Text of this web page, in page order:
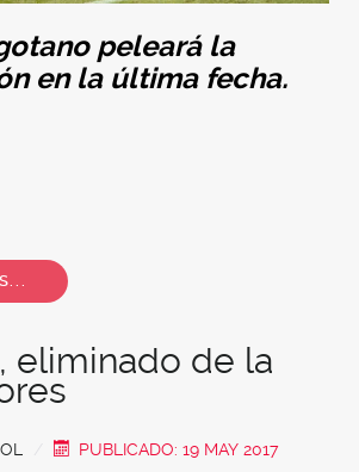
peleará la
en la última fecha.
eliminado de la
PUBLICADO: 19 MAY 2017